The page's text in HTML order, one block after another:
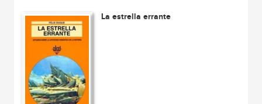
La estrella errante